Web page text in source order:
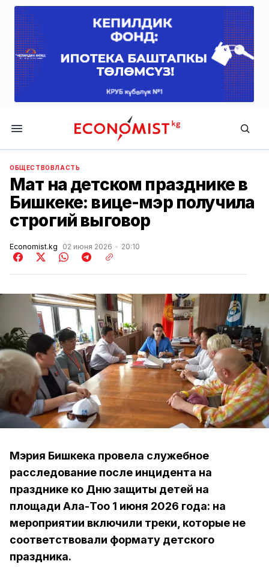
Economist.kg
ОБЩЕСТВОВЛАСТЬ
Мат на детском празднике в
Бишкеке: вице-мэр получила
строгий выговор
Economist.kg 02 июня 2026 20:10
Мэрия Бишкека провела служебное
расследование после инцидента на
празднике ко Дню защиты детей на
площади Ала-Тоо 1 июня 2026 года: на
мероприятии включили треки, которые не
соответствовали формату детского
праздника.